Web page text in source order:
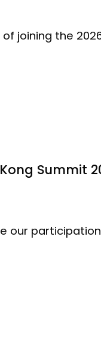
joining the
Summit
our